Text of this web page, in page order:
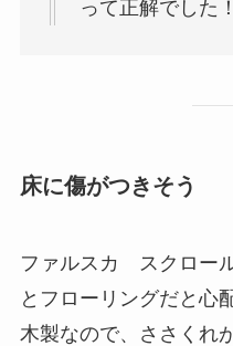
って正解でした！
床に傷がつきそう
ファルスカ スクロー
とフローリングだと心
木製なので、ささくれ